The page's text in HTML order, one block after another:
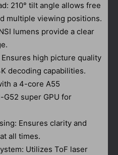
210° tilt angle allows free
multiple viewing positions.
lumens provide a clear
high picture quality
decoding capabilities.
a 4-core A55
G52 super GPU for
Ensures clarity and
all times.
Utilizes ToF laser